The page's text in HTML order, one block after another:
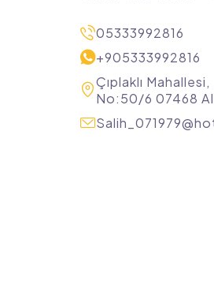
05333992816
+905333992816
Çıplaklı
No:50/6 07468